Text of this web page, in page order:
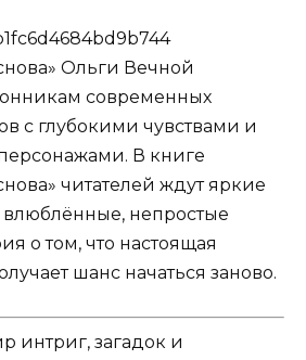
Ольги Вечной
современных
с глубокими чувствами и
В книге
читателей ждут яркие
непростые
о том, что настоящая
шанс начаться заново.
интриг, загадок и